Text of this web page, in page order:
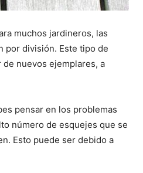
muchos jardineros, las
por división. Este tipo de
nuevos ejemplares, a
pensar en los problemas
número de esquejes que se
Esto puede ser debido a